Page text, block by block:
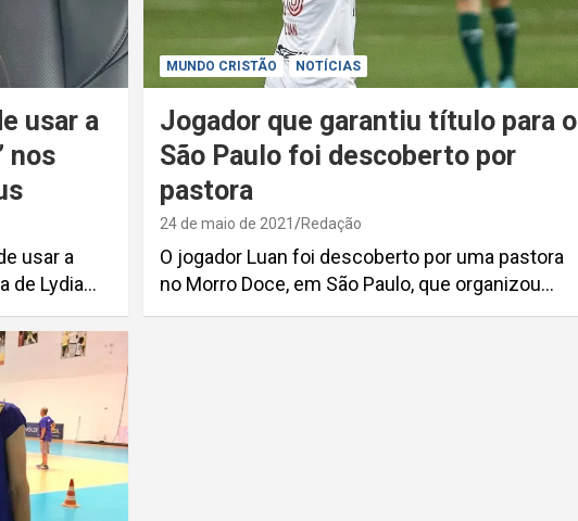
usar a
nos
usar a
de Lydia…
MUNDO CRISTÃO NOTÍCIAS
Jogador que garantiu título para o
São Paulo foi descoberto por
pastora
24 de maio de 2021 Redação
O jogador Luan foi descoberto por uma pastora
no Morro Doce, em São Paulo, que organizou…